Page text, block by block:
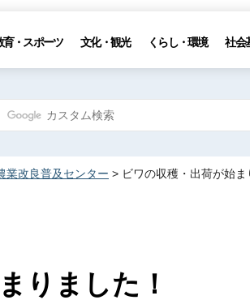
育・スポーツ 文化・観光 くらし・環境 社会
業改良普及センター > ビワの収穫・出荷が始ま
りました！